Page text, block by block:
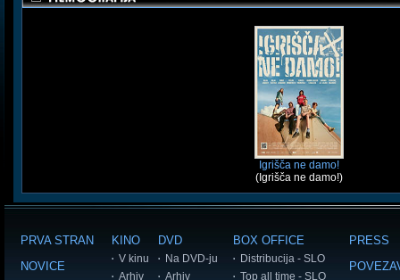
Igrišča ne damo!
(Igrišča ne damo!)
PRVA STRAN
NOVICE
KINO
V kinu
Arhiv
DVD
Na DVD-ju
Arhiv
BOX OFFICE
Distribucija - SLO
Top all time - SLO
PRESS